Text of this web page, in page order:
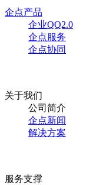
企点产品
企业QQ2.0
企点服务
企点协同
关于我们
公司简介
企点新闻
解决方案
服务支撑